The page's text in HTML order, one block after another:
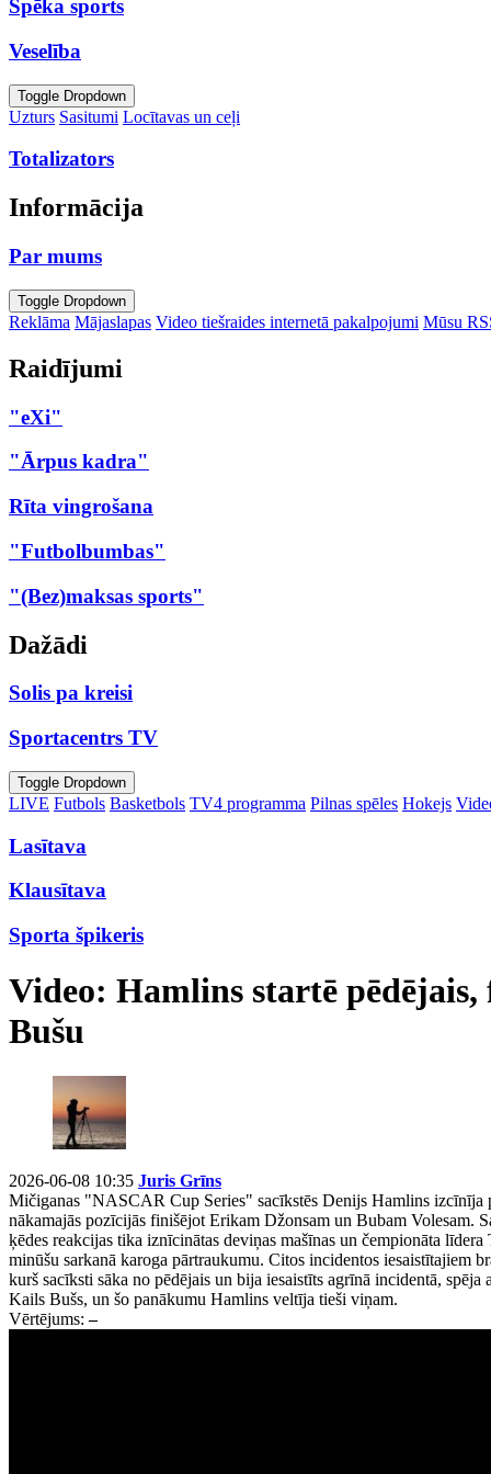
Spēka sports
Veselība
Toggle Dropdown
Uzturs Sasitumi Locītavas un ceļi
Totalizators
Informācija
Par mums
Toggle Dropdown
Reklāma Mājaslapas Video tiešraides internetā pakalpojumi Mūsu
Raidījumi
"eXi"
"Ārpus kadra"
Rīta vingrošana
"Futbolbumbas"
"(Bez)maksas sports"
Dažādi
Solis pa kreisi
Sportacentrs TV
Toggle Dropdown
LIVE Futbols Basketbols TV4 programma Pilnas spēles Hokejs
Lasītava
Klausītava
Sporta špikeris
Video: Hamlins startē
Bušu
2026-06-08 10:35 Juris Grīns
Mičiganas "NASCAR Cup Series" sacīkstēs Denijs Hamlins izcīnīja
nākamajās pozīcijās finišējot Erikam Džonsam un Bubam Volesam.
ķēdes reakcijas tika iznīcinātas deviņas mašīnas un čempionāta
minūšu sarkanā karoga pārtraukumu. Citos incidentos iesaistītajiem
kurš sacīksti sāka no pēdējais un bija iesaistīts agrīnā incidentā,
Kails Bušs, un šo panākumu Hamlins veltīja tieši viņam.
Vērtējums:–